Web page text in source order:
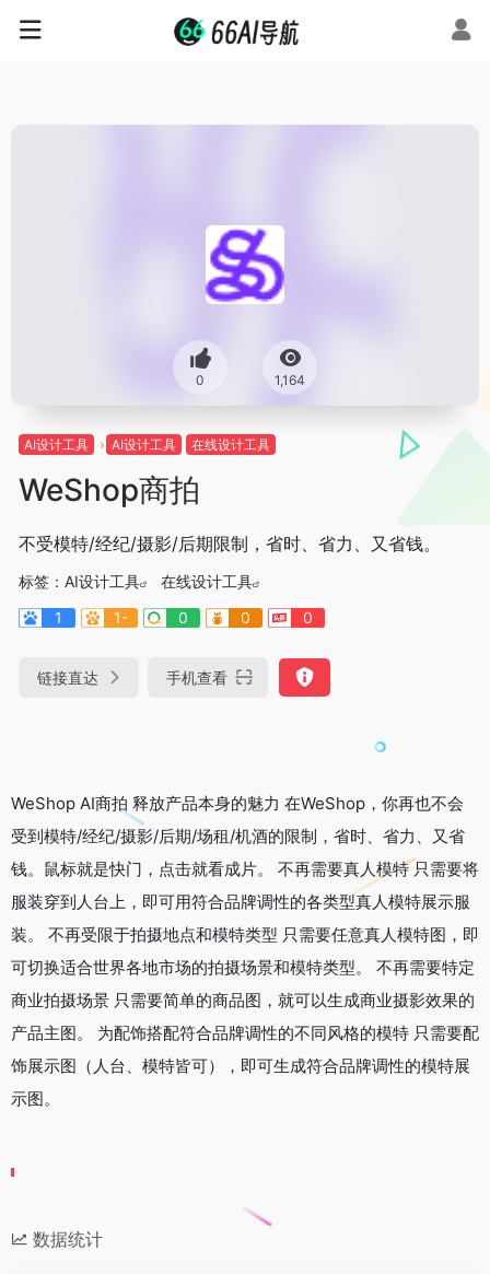
0 1,164
AI设计工具 AI设计工具 在线设计工具
WeShop商拍
不受模特/经纪/摄影/后期限制，省时、省力、又省钱。
标签： AI设计工具
在线设计工具
1
1- 0 0 0
链接直达 手机查看
WeShop AI商拍 释放产品本身的魅力 在WeShop，你再也不会
受到模特/经纪/摄影/后期/场租/机酒的限制，省时、省力、又省
钱。鼠标就是快门，点击就看成片。 不再需要真人模特 只需要将
服装穿到人台上，即可用符合品牌调性的各类型真人模特展示服
装。 不再受限于拍摄地点和模特类型 只需要任意真人模特图，即
可切换适合世界各地市场的拍摄场景和模特类型。 不再需要特定
商业拍摄场景 只需要简单的商品图，就可以生成商业摄影效果的
产品主图。 为配饰搭配符合品牌调性的不同风格的模特 只需要配
饰展示图（人台、模特皆可），即可生成符合品牌调性的模特展
示图。
数据统计